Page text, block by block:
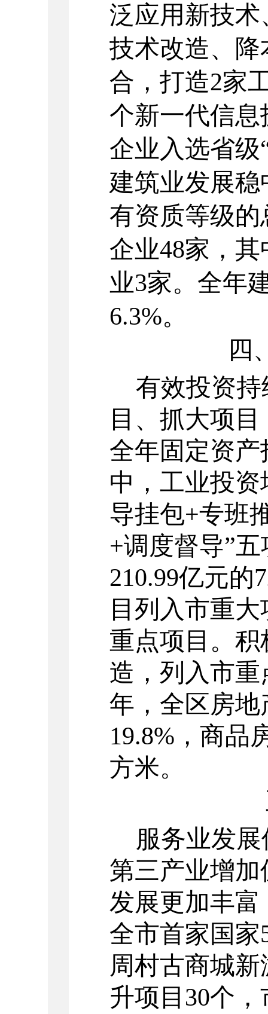
泛应用新技
技术改造、
合，打造2家
个新一代信
企业入选省级
建筑业发展稳
有资质等级
企业48家，其
业3家。全年
6.3%。
四
有效投资持
目、抓大项
全年固定资
中， 工业投资
导挂包+专班
+调度督导”五
210.99亿元的
目列入市重
重点项目。
造，列入市
年，全区房
19.8% ， 商品
方米。
服务业发展
第三产业增
发展更加丰富
全市首家国家
周村古商城
升项目 30个，